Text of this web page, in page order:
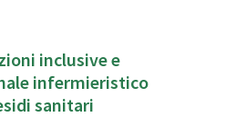
inclusive e
infermieristico
sanitari